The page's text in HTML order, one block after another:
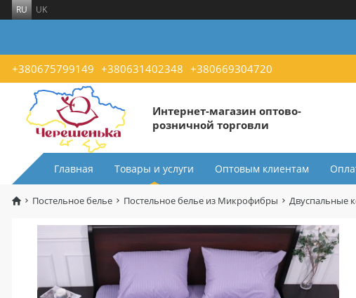
RU UK
+380675799149 +380631402348 +380669304720
Интернет-магазин оптово-
розничной торговли
Главная Товары и услуги Оптовым клиентам
Постельное белье Постельное белье из Микрофибры Двуспальные